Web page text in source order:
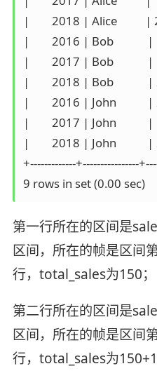
|        2018 | Alice
|        2016 | Bob
|        2017 | Bob
|        2018 | Bob
|        2016 | John
|        2017 | John
|        2018 | John
+-------------+----------------
9 rows in set (0.00 sec)
第一行所在的区间是
区间，所在的帧是区间
行，total_sales为150；
第二行所在的区间是
区间，所在的帧是区间
行，total_sales为